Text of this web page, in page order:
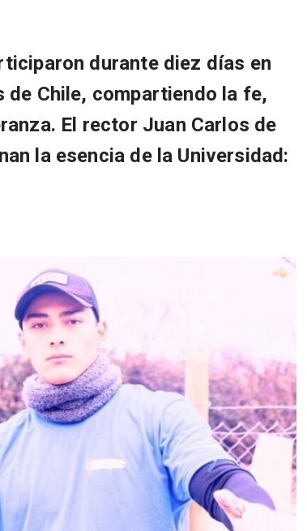
durante diez días en
Chile, compartiendo la fe,
El rector Juan Carlos de
la esencia de la Universidad: